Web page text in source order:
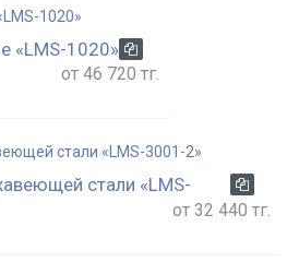
«LMS-1020»
от 46 720 тг.
стали «LMS-
от 32 440 тг.